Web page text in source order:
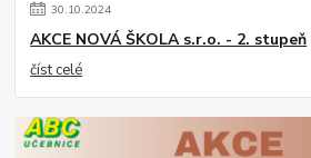
30.10.2024
AKCE NOVÁ ŠKOLA s.r.o. - 2. stupeň
číst celé